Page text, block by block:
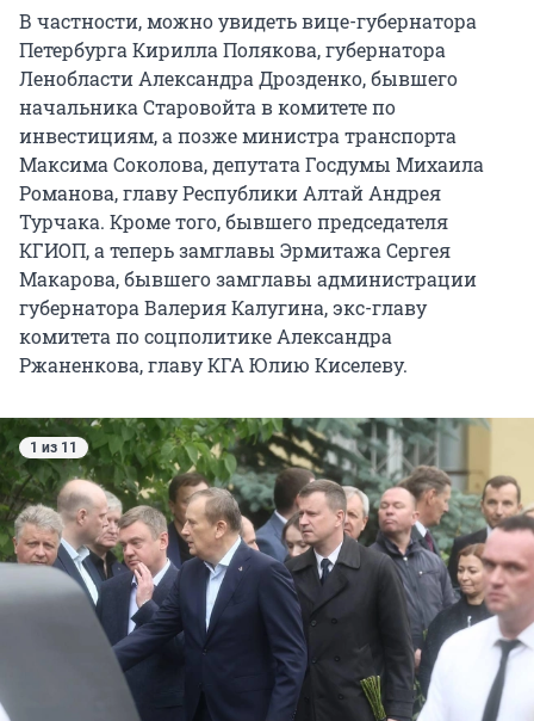
В частности, можно увидеть вице-губернатора
Петербурга Кирилла Полякова, губернатора
Ленобласти Александра Дрозденко, бывшего
начальника Старовойта в комитете по
инвестициям, а позже министра транспорта
Максима Соколова, депутата Госдумы Михаила
Романова, главу Республики Алтай Андрея
Турчака. Кроме того, бывшего председателя
КГИОП, а теперь замглавы Эрмитажа Сергея
Макарова, бывшего замглавы администрации
губернатора Валерия Калугина, экс-главу
комитета по соцполитике Александра
Ржаненкова, главу КГА Юлию Киселеву.
1 из 11